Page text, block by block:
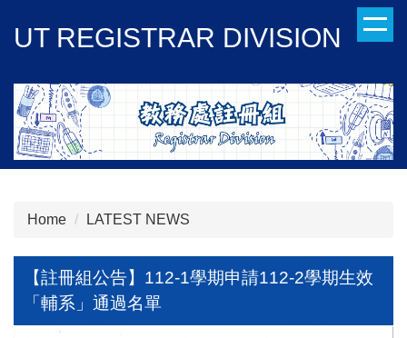
content
block
UT REGISTRAR DIVISION
Home LATEST NEWS
【註冊組公告】112-1學期申請112-2學期生效
「輔系」通過名單